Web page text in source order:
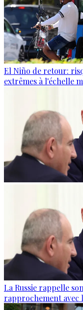
El Niño de retour:
extrêmes à l'échelle
La Russie rappelle
rapprochement avec